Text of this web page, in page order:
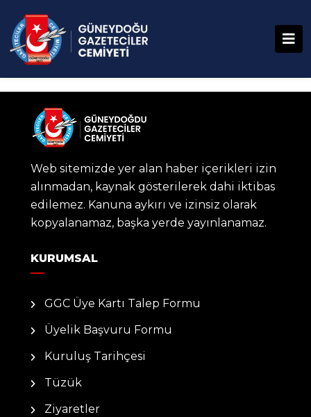
Web sitemizde yer alan haber içerikleri izin
alınmadan, kaynak gösterilerek dahi iktibas
edilemez. Kanuna aykırı ve izinsiz olarak
kopyalanamaz, başka yerde yayınlanamaz.
KURUMSAL
GGC Üye Kartı Talep Formu
Üyelik Başvuru Formu
Kuruluş Tarihçesi
Tüzük
Ziyaretler